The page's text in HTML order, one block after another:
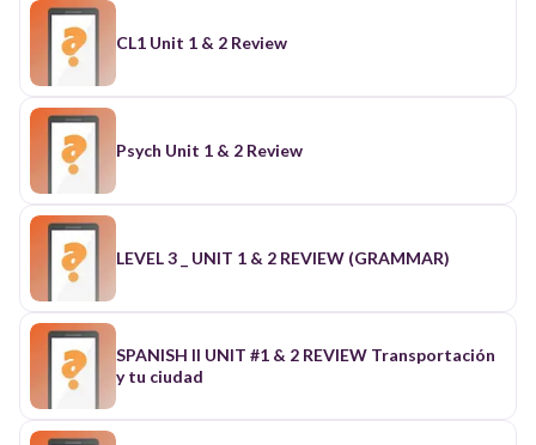
CL1 Unit 1 & 2 Review
Psych Unit 1 & 2 Review
LEVEL 3 _ UNIT 1 & 2 REVIEW (GRAMMAR)
SPANISH II UNIT #1 & 2 REVIEW Transportación
y tu ciudad